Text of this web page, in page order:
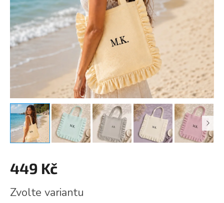
449 Kč
cena:
Zvolte variantu